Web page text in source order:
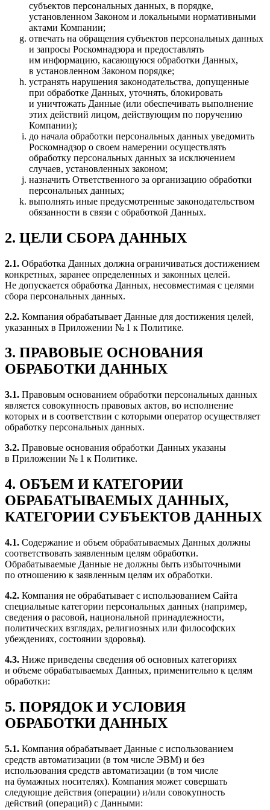
субъектов персональных данных, в порядке,
установленном Законом и локальными нормативными
актами Компании;
отвечать на обращения субъектов персональных данных
и запросы Роскомнадзора и предоставлять
им информацию, касающуюся обработки Данных,
в установленном Законом порядке;
устранять нарушения законодательства, допущенные
при обработке Данных, уточнять, блокировать
и уничтожать Данные (или обеспечивать выполнение
этих действий лицом, действующим по поручению
Компании);
до начала обработки персональных данных уведомить
Роскомнадзор о своем намерении осуществлять
обработку персональных данных за исключением
случаев, установленных законом;
назначить Ответственного за организацию обработки
персональных данных;
выполнять иные предусмотренные законодательством
обязанности в связи с обработкой Данных.
2. ЦЕЛИ СБОРА ДАННЫХ
2.1. Обработка Данных должна ограничиваться достижением
конкретных, заранее определенных и законных целей.
Не допускается обработка Данных, несовместимая с целями
сбора персональных данных.
2.2. Компания обрабатывает Данные для достижения целей,
указанных в Приложении № 1 к Политике.
3. ПРАВОВЫЕ ОСНОВАНИЯ
ОБРАБОТКИ ДАННЫХ
3.1. Правовым основанием обработки персональных данных
является совокупность правовых актов, во исполнение
которых и в соответствии с которыми оператор осуществляет
обработку персональных данных.
3.2. Правовые основания обработки Данных указаны
в Приложении № 1 к Политике.
4. ОБЪЕМ И КАТЕГОРИИ
ОБРАБАТЫВАЕМЫХ ДАННЫХ,
КАТЕГОРИИ СУБЪЕКТОВ ДАННЫХ
4.1. Содержание и объем обрабатываемых Данных должны
соответствовать заявленным целям обработки.
Обрабатываемые Данные не должны быть избыточными
по отношению к заявленным целям их обработки.
4.2. Компания не обрабатывает с использованием Сайта
специальные категории персональных данных (например,
сведения о расовой, национальной принадлежности,
политических взглядах, религиозных или философских
убеждениях, состоянии здоровья).
4.3. Ниже приведены сведения об основных категориях
и объеме обрабатываемых Данных, применительно к целям
обработки:
5. ПОРЯДОК И УСЛОВИЯ
ОБРАБОТКИ ДАННЫХ
5.1. Компания обрабатывает Данные с использованием
средств автоматизации (в том числе ЭВМ) и без
использования средств автоматизации (в том числе
на бумажных носителях). Компания может совершать
следующие действия (операции) и/или совокупность
действий (операций) с Данными: